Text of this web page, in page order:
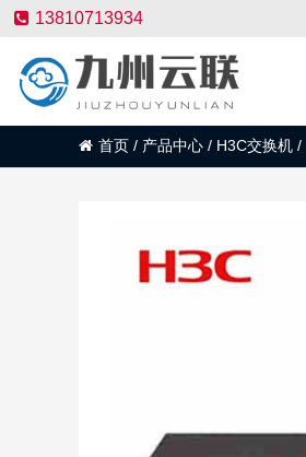
13810713934
首页 / 产品中心 / H3C交换机 /